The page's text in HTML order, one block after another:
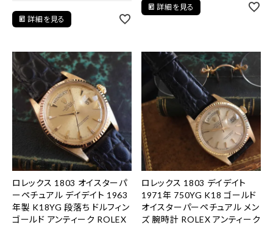
詳細を見る
詳細を見る
ロレックス 1803 オイスターパ
ーペチュアル デイデイト 1963
年製 K18YG 段落ち ドルフィン
ゴールド アンティーク ROLEX
ロレックス 1803 デイデイト
1971年 750YG K18 ゴールド
オイスターパーペチュアル メン
ズ 腕時計 ROLEX アンティーク